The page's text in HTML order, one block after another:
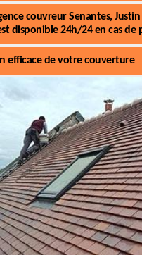
couvreur Senantes,
disponible 24h/24 en cas de
efficace de votre couverture